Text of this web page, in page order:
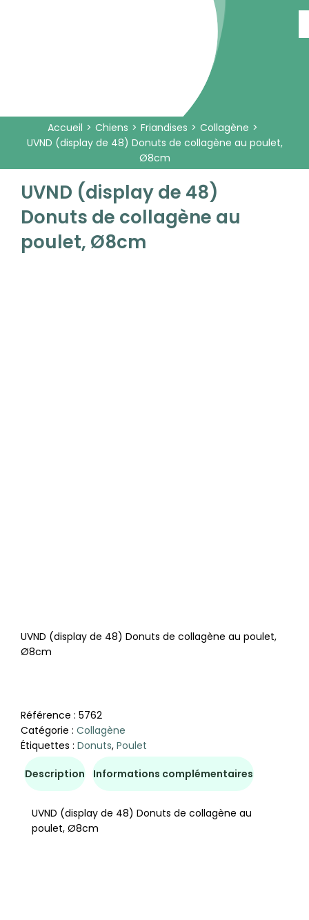
Accueil Chiens Friandises
Collagène
UVND (display de 48) Donuts de collagène au poulet,
Ø8cm
UVND (display de 48)
Donuts de collagène au
poulet, Ø8cm
UVND (display de 48) Donuts de collagène au poulet,
Ø8cm
Référence : 5762
Catégorie : Collagène
Étiquettes : Donuts, Poulet
Description Informations complémentaires
UVND (display de 48) Donuts de collagène au
poulet, Ø8cm